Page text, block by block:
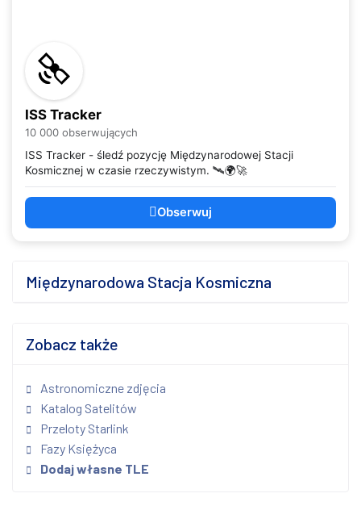
ISS Tracker
10 000 obserwujących
ISS Tracker - śledź pozycję Międzynarodowej Stacji
Kosmicznej w czasie rzeczywistym. 🛰️🌍🚀
Obserwuj
Międzynarodowa Stacja Kosmiczna
Zobacz także
Astronomiczne zdjęcia
Katalog Satelitów
Przeloty Starlink
Fazy Księżyca
Dodaj własne TLE